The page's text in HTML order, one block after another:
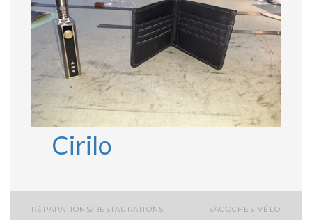
Cirilo
RÉPARATIONS/RESTAURATIONS SACOCHES VÉLO